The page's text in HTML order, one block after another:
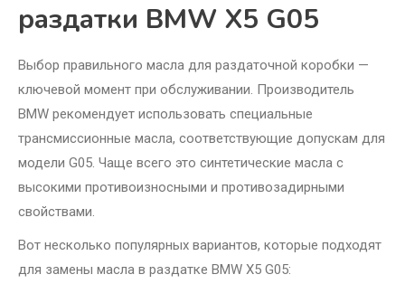
раздатки BMW X5 G05
Выбор правильного масла для раздаточной коробки —
ключевой момент при обслуживании. Производитель
BMW рекомендует использовать специальные
трансмиссионные масла, соответствующие допускам для
модели G05. Чаще всего это синтетические масла с
высокими противоизносными и противозадирными
свойствами.
Вот несколько популярных вариантов, которые подходят
для замены масла в раздатке BMW X5 G05: